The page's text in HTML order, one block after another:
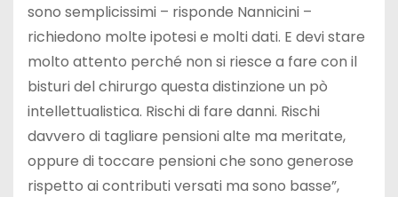
sono semplicissimi – risponde Nannicini –
richiedono molte ipotesi e molti dati. E devi stare
molto attento perché non si riesce a fare con il
bisturi del chirurgo questa distinzione un pò
intellettualistica. Rischi di fare danni. Rischi
davvero di tagliare pensioni alte ma meritate,
oppure di toccare pensioni che sono generose
rispetto ai contributi versati ma sono basse”,